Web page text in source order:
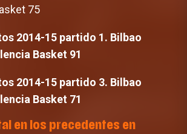
75
2014-15 partido 1. Bilbao
Basket 91
2014-15 partido 3. Bilbao
Basket 71
en los precedentes en